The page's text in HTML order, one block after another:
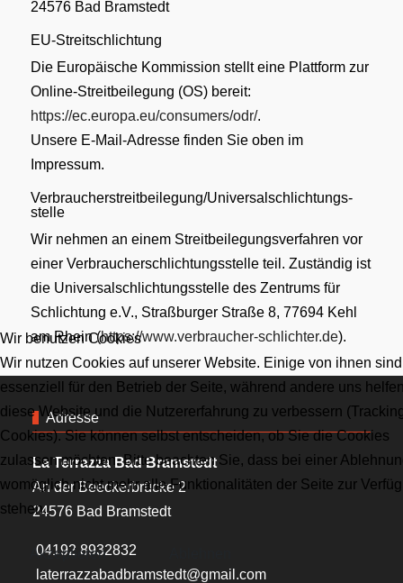
24576 Bad Bramstedt
EU-Streitschlichtung
Die Europäische Kommission stellt eine Plattform zur
Online-Streitbeilegung (OS) bereit:
https://ec.europa.eu/consumers/odr/.
Unsere E-Mail-Adresse finden Sie oben im
Impressum.
Verbraucher­streit­beilegung/Universal­schlichtungs­
stelle
Wir nehmen an einem Streitbeilegungsverfahren vor
einer Verbraucherschlichtungsstelle teil. Zuständig ist
die Universalschlichtungsstelle des Zentrums für
Schlichtung e.V., Straßburger Straße 8, 77694 Kehl
am Rhein (https://www.verbraucher-schlichter.de).
Adresse
La Terrazza Bad Bramstedt
An der Beeckerbrücke 2
24576 Bad Bramstedt
04192 8932832
laterrazzabadbramstedt@gmail.com
Wir benutzen Cookies
Wir nutzen Cookies auf unserer Website. Einige von ihnen sind
essenziell für den Betrieb der Seite, während andere uns
diese Website und die Nutzererfahrung zu verbessern
Cookies). Sie können selbst entscheiden, ob Sie die Cookies
zulassen möchten. Bitte beachten Sie, dass bei einer
womöglich nicht mehr alle Funktionalitäten der Seite zur
stehen.
Akzeptieren